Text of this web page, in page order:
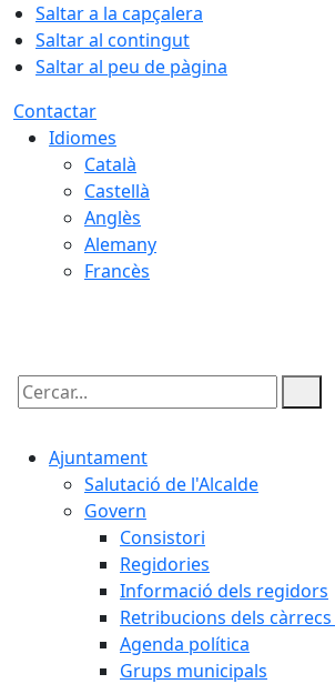
Saltar a la capçalera
Saltar al contingut
Saltar al peu de pàgina
Contactar
Idiomes
Català
Castellà
Anglès
Alemany
Francès
Cercar:
Ajuntament
Salutació de l'Alcalde
Govern
Consistori
Regidories
Informació dels regidors
Retribucions dels
Agenda política
Grups municipals